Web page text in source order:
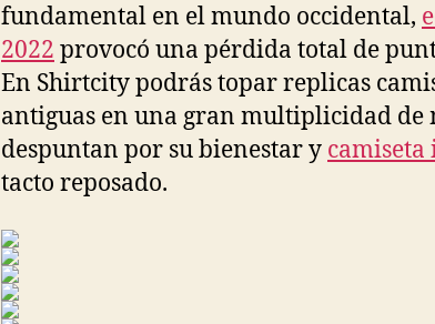
fundamental en el mundo occidental,
2022 provocó una pérdida total de
En Shirtcity podrás topar replicas
antiguas en una gran multiplicidad de
despuntan por su bienestar y
tacto reposado.